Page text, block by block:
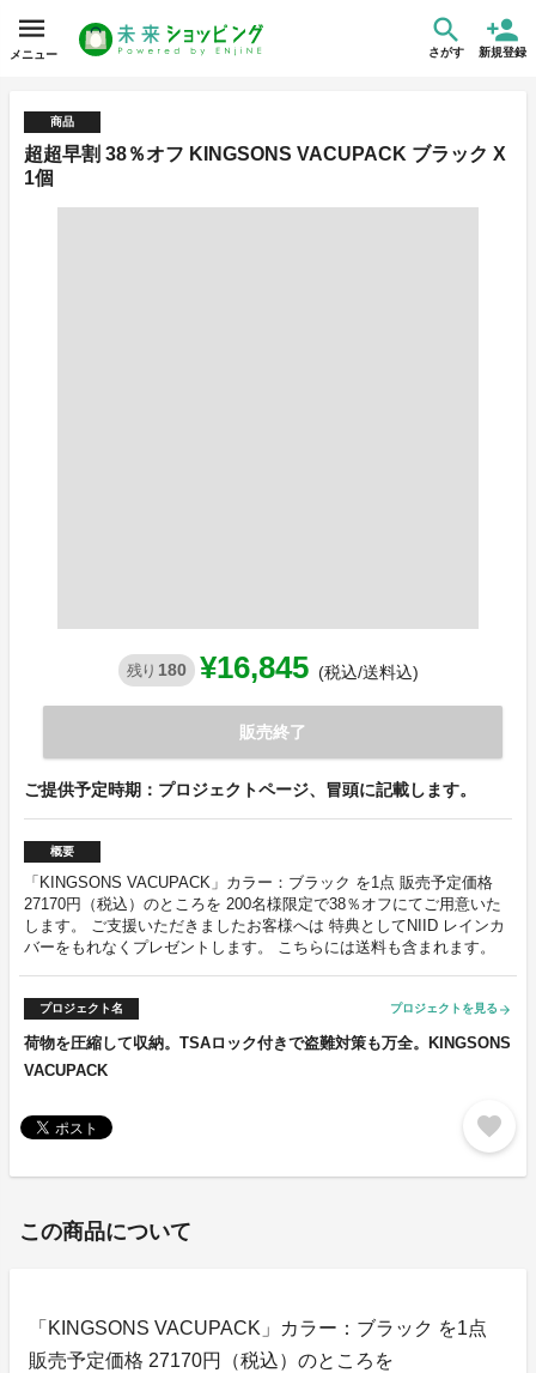
メニュー さがす 新規登録
商品
超超早割 38％オフ KINGSONS VACUPACK ブラック X
1個
残り 180 ¥16,845 (税込/送料込)
販売終了
ご提供予定時期：プロジェクトページ、冒頭に記載します。
概要
「KINGSONS VACUPACK」カラー：ブラック を1点 販売予定価格
27170円（税込）のところを 200名様限定で38％オフにてご用意いた
します。 ご支援いただきましたお客様へは 特典としてNIID レインカ
バーをもれなくプレゼントします。 こちらには送料も含まれます。
プロジェクト名 プロジェクトを見る arrow_forward
荷物を圧縮して収納。TSAロック付きで盗難対策も万全。KINGSONS
VACUPACK
favorite
この商品について
「KINGSONS VACUPACK」カラー：ブラック を1点
販売予定価格 27170円（税込）のところを